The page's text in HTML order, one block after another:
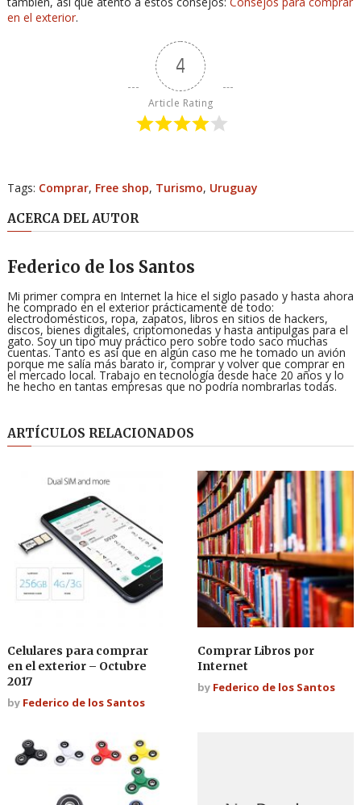
en el exterior.
4
Article Rating
Tags: Comprar, Free shop, Turismo, Uruguay
ACERCA DEL AUTOR
Federico de los Santos
Mi primer compra en Internet la hice el siglo pasado y hasta ahora
he comprado en el exterior prácticamente de todo:
electrodomésticos, ropa, zapatos, libros en sitios de hackers,
discos, bienes digitales, criptomonedas y hasta antipulgas para el
gato. Soy un tipo muy práctico pero sobre todo saco muchas
cuentas. Tanto es así que en algún caso me he tomado un avión
porque me salía más barato ir, comprar y volver que comprar en
el mercado local. Trabajo en tecnología desde hace 20 años y lo
he hecho en tantas empresas que no podría nombrarlas todas.
ARTÍCULOS RELACIONADOS
Celulares para comprar
en el exterior – Octubre
2017
by Federico de los Santos
Comprar Libros por
Internet
by Federico de los Santos